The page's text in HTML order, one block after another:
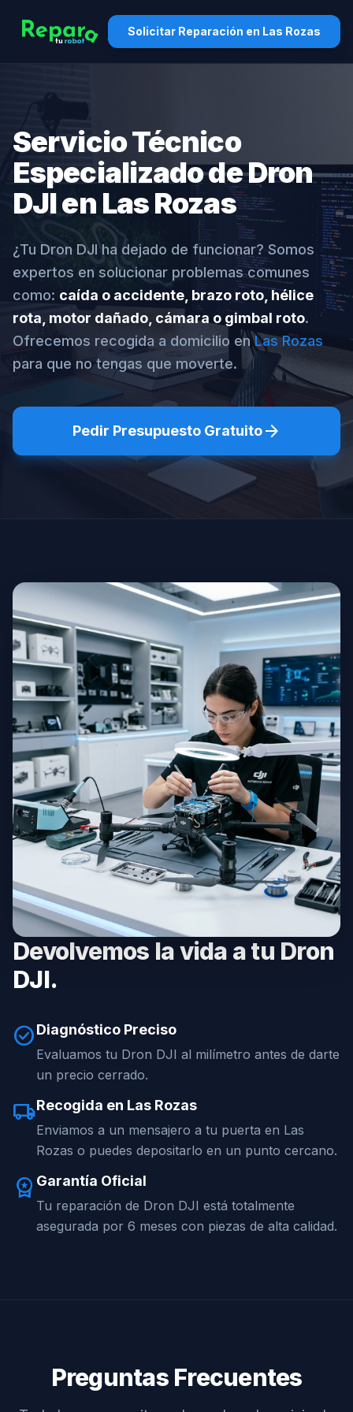
Solicitar Reparación en Las Rozas
Servicio Técnico
Especializado de Dron
DJI en Las Rozas
¿Tu Dron DJI ha dejado de funcionar? Somos
expertos en solucionar problemas comunes
como: caída o accidente, brazo roto, hélice
rota, motor dañado, cámara o gimbal roto.
Ofrecemos recogida a domicilio enLas Rozas
para que no tengas que moverte.
Pedir Presupuesto Gratuitoarrow_forward
Devolvemos la vida a tu Dron
DJI.
check_circleDiagnóstico Preciso
Evaluamos tu Dron DJI al milímetro antes de darte
un precio cerrado.
local_shippingRecogida en Las Rozas
Enviamos a un mensajero a tu puerta en Las
Rozas o puedes depositarlo en un punto cercano.
workspace_premium Garantía Oficial
Tu reparación de Dron DJI está totalmente
asegurada por 6 meses con piezas de alta calidad.
Preguntas Frecuentes